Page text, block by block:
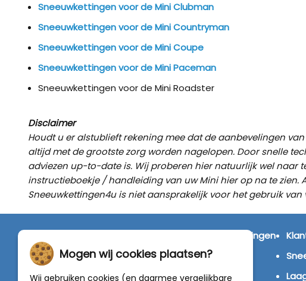
Sneeuwkettingen voor de Mini Clubman
Sneeuwkettingen voor de Mini Countryman
Sneeuwkettingen voor de Mini Coupe
Sneeuwkettingen voor de Mini Paceman
Sneeuwkettingen voor de Mini Roadster
Disclaimer
Houdt u er alstublieft rekening mee dat de aanbevelingen
altijd met de grootste zorg worden nagelopen. Door snelle
adviezen up-to-date is. Wij proberen hier natuurlijk wel naar
instructieboekje / handleiding van uw Mini hier op na te
Sneeuwkettingen4u is niet aansprakelijk voor het gebruik van
sneeuwkettingen
van alleen de beste merken zoals Pewag, König,
Weissenfels, Maggi en RÜD.
Mogen wij cookies plaatsen?
Wij gebruiken cookies (en daarmee vergelijkbare